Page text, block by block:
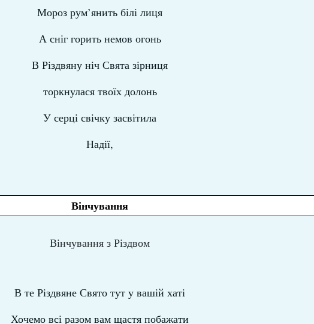
Мороз рум’янить білі лиця
А сніг горить немов огонь
В Різдвяну ніч Свята зірниця
торкнулася твоїх долонь
У серці свічку засвітила
Надії,
Вінчування
Вінчування з Різдвом
В те Різдвяне Свято тут у вашій хаті
Хочемо всі разом вам щастя побажати